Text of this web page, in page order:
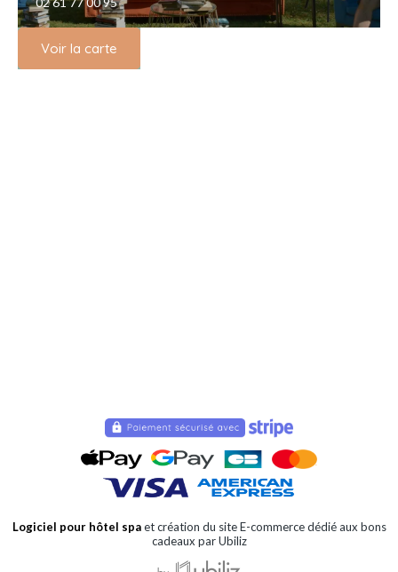
Voir la carte
Logiciel pour hôtel spaet création du site E-commerce dédié aux bons
cadeaux par Ubiliz